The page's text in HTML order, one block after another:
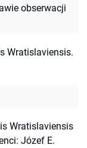
obserwacji
Wratislaviensis.
Wratislaviensis
Józef E.